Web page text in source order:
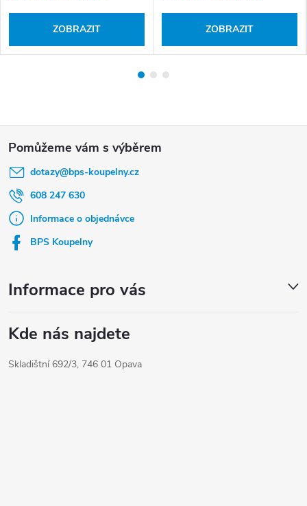
ZOBRAZIT ZOBRAZIT
dotazy@bps-koupelny.cz
608 247 630
Informace o objednávce
BPS Koupelny
Informace pro vás
Kde nás najdete
Skladištní 692/3, 746 01 Opava